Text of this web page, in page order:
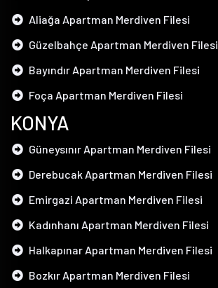
Aliağa Apartman Merdiven Filesi
Güzelbahçe Apartman Merdiven Filesi
Bayındır Apartman Merdiven Filesi
Foça Apartman Merdiven Filesi
KONYA
Güneysınır Apartman Merdiven Filesi
Derebucak Apartman Merdiven Filesi
Emirgazi Apartman Merdiven Filesi
Kadınhanı Apartman Merdiven Filesi
Halkapınar Apartman Merdiven Filesi
Bozkır Apartman Merdiven Filesi